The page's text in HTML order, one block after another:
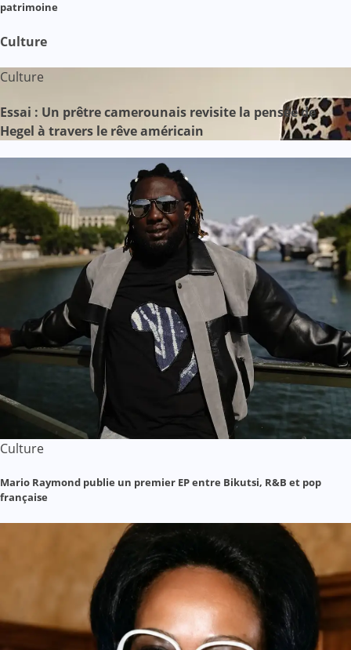
patrimoine
Culture
Culture
Essai : Un prêtre camerounais revisite la pensée de
Hegel à travers le rêve américain
Culture
Mario Raymond publie un premier EP entre Bikutsi, R&B et pop
française